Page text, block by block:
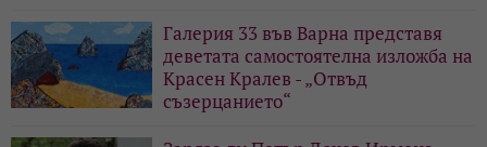
Галерия 33 във Варна представя
деветата самостоятелна изложба на
Красен Кралев - „Отвъд
съзерцанието“